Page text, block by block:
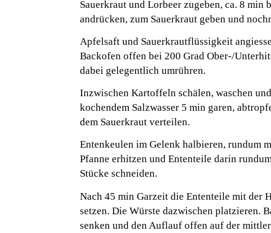
Sauerkraut und Lorbeer zugeben, ca. 8
andrücken, zum Sauerkraut geben und
Apfelsaft und Sauerkrautflüssigkeit
Backofen offen bei 200 Grad Ober-/
dabei gelegentlich umrühren.
Inzwischen Kartoffeln schälen, waschen
kochendem Salzwasser 5 min garen,
dem Sauerkraut verteilen.
Entenkeulen im Gelenk halbieren, rundum
Pfanne erhitzen und Ententeile darin
Stücke schneiden.
Nach 45 min Garzeit die Ententeile mit der
setzen. Die Würste dazwischen platzieren.
senken und den Auflauf offen auf der